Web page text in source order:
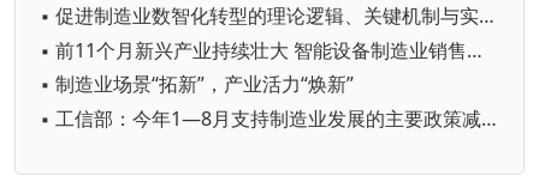
▪ 促进制造业数智化转型的理论逻辑、关键机制与实践路径
▪ 前11个月新兴产业持续壮大 智能设备制造业销售收入同比增长28.2%
▪ 制造业场景“拓新”，产业活力“焕新”
▪ 工信部：今年1—8月支持制造业发展的主要政策减税降费及退税近1.3万亿元